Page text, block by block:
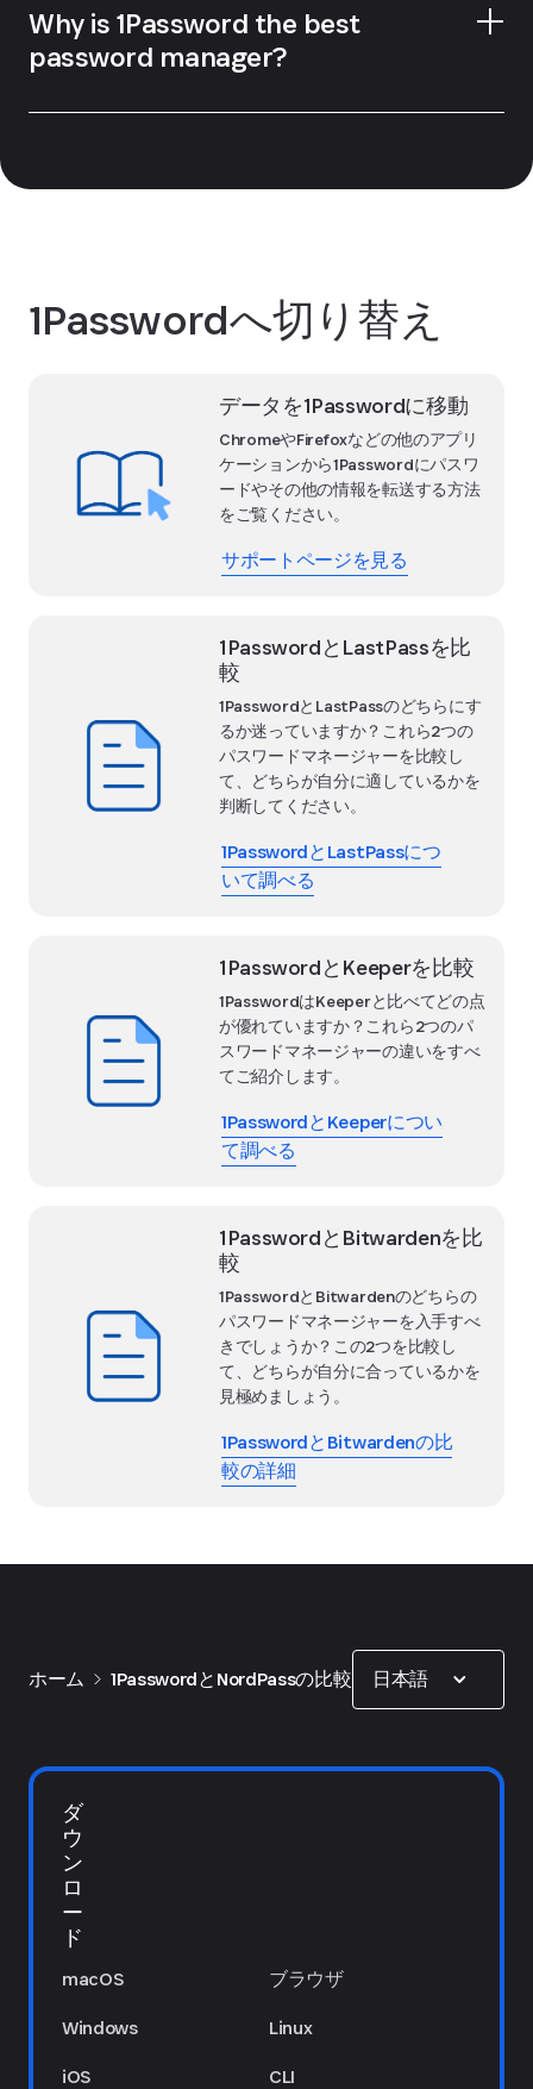
1Passwordのロックを解除する方法についてはこ
ちらをご覧ください。
Why is 1Password the best
password manager?
1Passwordへ切り替え
データを1Passwordに移動
ChromeやFirefoxなどの他のアプリ
ケーションから1Passwordにパスワ
ードやその他の情報を転送する方法
をご覧ください。
サポートページを見る
1PasswordとLastPassを比
較
1PasswordとLastPassのどちらにす
るか迷っていますか？これら2つの
パスワードマネージャーを比較し
て、どちらが自分に適しているかを
判断してください。
1PasswordとLastPassにつ
いて調べる
1PasswordとKeeperを比較
1PasswordはKeeperと比べてどの点
が優れていますか？これら2つのパ
スワードマネージャーの違いをすべ
てご紹介します。
1PasswordとKeeperについ
て調べる
1PasswordとBitwardenを比
較
1PasswordとBitwardenのどちらの
パスワードマネージャーを入手すべ
きでしょうか？この2つを比較し
て、どちらが自分に合っているかを
見極めましょう。
1PasswordとBitwardenの比
較の詳細
ホーム 1PasswordとNordPassの比較 日本語
Show options
ダ
ウ
ン
ロ
ー
ド
macOS
Windows
iOS
ブラウザ
Linux
CLI